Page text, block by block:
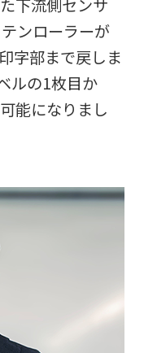
下流側センサ
ンローラーが
字部まで戻しま
ルの1枚目か
能になりまし